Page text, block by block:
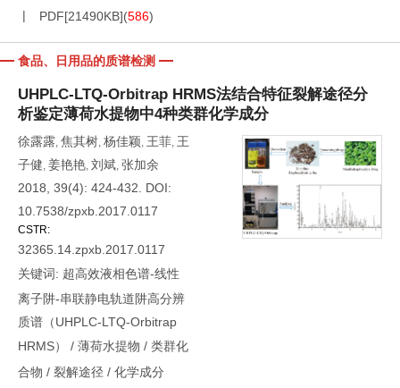
PDF[21490KB](586)
食品、日用品的质谱检测
UHPLC-LTQ-Orbitrap HRMS法结合特征裂解途径分
析鉴定薄荷水提物中4种类群化学成分
徐露露, 焦其树, 杨佳颖, 王菲, 王
子健, 姜艳艳, 刘斌, 张加余
2018, 39(4): 424-432.
DOI:
10.7538/zpxb.2017.0117
CSTR:
32365.14.zpxb.2017.0117
关键词: 超高效液相色谱-线性
离子阱-串联静电轨道阱高分辨
质谱（UHPLC-LTQ-Orbitrap
HRMS）
/ 薄荷水提物 / 类群化
合物 / 裂解途径 / 化学成分